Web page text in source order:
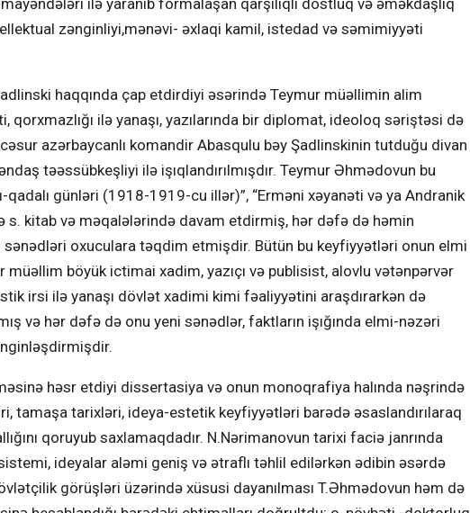
ilə yaranıb formalaşan qarşılıqlı dostluq və əməkdaşlıq
zənginliyi,mənəvi- əxlaqi kamil, istedad və səmimiyyəti
haqqında çap etdirdiyi əsərində Teymur müəllimin alim
ilə yanaşı, yazılarında bir diplomat, ideoloq səriştəsi də
azərbaycanlı komandir Abasqulu bəy Şadlinskinin tutduğu divan
təəssübkeşliyi ilə işıqlandırılmışdır. Teymur Əhmədovun bu
qadalı günləri (1918-1919-cu illər)”, “Erməni xəyanəti və ya Andranik
s. kitab və məqalələrində davam etdirmiş, hər dəfə də həmin
sənədləri oxuculara təqdim etmişdir. Bütün bu keyfiyyətləri onun elmi
müəllim böyük ictimai xadim, yazıçı və publisist, alovlu vətənpərvər
irsi ilə yanaşı dövlət xadimi kimi fəaliyyətini araşdırarkən də
və hər dəfə də onu yeni sənədlər, faktların işığında elmi-nəzəri
həsr etdiyi dissertasiya və onun monoqrafiya halında nəşrində
tamaşa tarixləri, ideya-estetik keyfiyyətləri barədə əsaslandırılaraq
qoruyub saxlamaqdadır. N.Nərimanovun tarixi faciə janrında
ideyalar aləmi geniş və ətraflı təhlil edilərkən ədibin əsərdə
görüşləri üzərində xüsusi dayanılması T.Əhmədovun həm də